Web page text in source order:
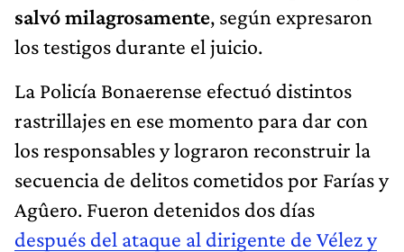
salvó milagrosamente, según expresaron
los testigos durante el juicio.
La Policía Bonaerense efectuó distintos
rastrillajes en ese momento para dar con
los responsables y lograron reconstruir la
secuencia de delitos cometidos por Farías y
Agûero. Fueron detenidos dos días
después del ataque al dirigente de Vélez y